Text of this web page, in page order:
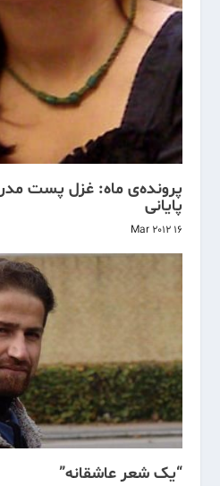
پرونده‌ی ماه: غزل پست
پایانی
16 Mar 2012
“یک شعر عاشقانە”